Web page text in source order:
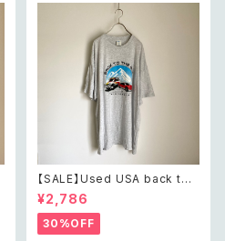
【SALE】Used USA back to t
he 80s car design t shirt レ
トロ アメリカ ユーズド 古着 カ
ーデザイン ライトグレー Tシャ
ツ XXL
¥2,786
30%OFF